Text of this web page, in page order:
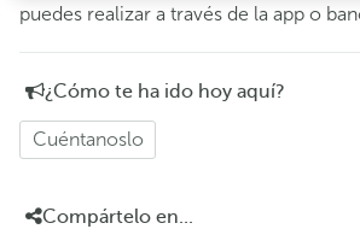
puedes realizar a través de la app o
¿Cómo te ha ido hoy aquí?
Cuéntanoslo
Compártelo en...